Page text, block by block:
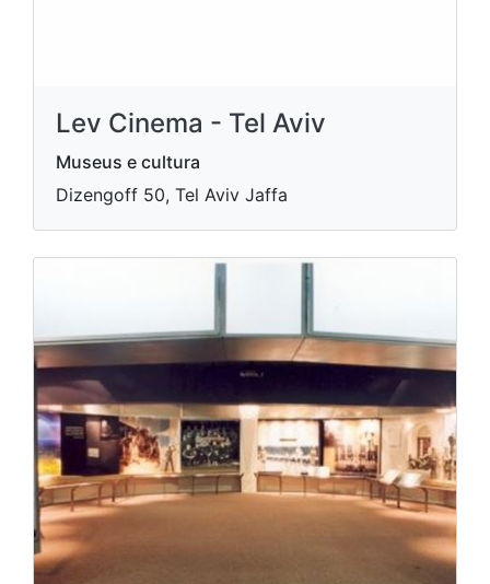
Lev Cinema - Tel Aviv
Museus e cultura
Dizengoff 50, Tel Aviv Jaffa